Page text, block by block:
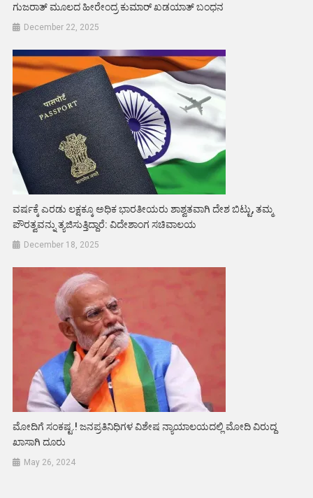
ಗುಜರಾತ್ ಮೂಲದ ಹೀರೇಂದ್ರ ಕುಮಾರ್ ಖಡಯಾತ್ ಬಂಧನ
December 22, 2025
ವರ್ಷಕ್ಕೆ ಎರಡು ಲಕ್ಷಕ್ಕೂ ಅಧಿಕ ಭಾರತೀಯರು ಶಾಶ್ವತವಾಗಿ ದೇಶ ಬಿಟ್ಟು, ತಮ್ಮ
ಪೌರತ್ವವನ್ನು ತ್ಯಜಿಸುತ್ತಿದ್ದಾರೆ: ವಿದೇಶಾಂಗ ಸಚಿವಾಲಯ
December 18, 2025
ಮೋದಿಗೆ ಸಂಕಷ್ಟ.! ಜನಪ್ರತಿನಿಧಿಗಳ ವಿಶೇಷ ನ್ಯಾಯಾಲಯದಲ್ಲಿ ಮೋದಿ ವಿರುದ್ದ
ಖಾಸಾಗಿ ದೂರು
May 26, 2024